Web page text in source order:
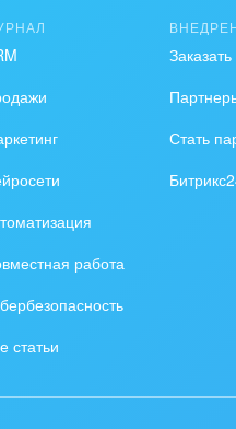
и торговля
бухгалтерия, банки
и нефтехимия
делоработа
статьи
Стать